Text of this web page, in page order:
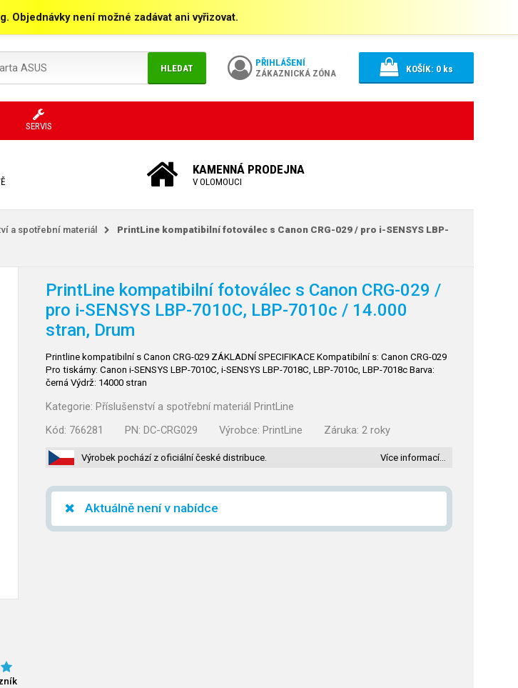
Objednávky není možné zadávat ani vyřizovat.
HLEDAT
PŘIHLÁŠENÍ
ZÁKAZNICKÁ ZÓNA
KOŠÍK: 0ks
SERVIS
KAMENNÁ PRODEJNA
V OLOMOUCI
a spotřební materiál
PrintLine kompatibilní fotoválec s Canon CRG-029 / pro i-SENSYS LBP-
PrintLine kompatibilní fotoválec s Canon CRG-029 /
pro i-SENSYS LBP-7010C, LBP-7010c / 14.000
stran, Drum
Printline kompatibilní s Canon CRG-029 ZÁKLADNÍ SPECIFIKACE Kompatibilní s: Canon CRG-029
Pro tiskárny: Canon i-SENSYS LBP-7010C, i-SENSYS LBP-7018C, LBP-7010c, LBP-7018c Barva:
černá Výdrž: 14000 stran
Kategorie: Příslušenství a spotřební materiál PrintLine
Kód: 766281 PN: DC-CRG029 Výrobce: PrintLine Záruka: 2 roky
Výrobek pochází z oficiální české distribuce. Více informací…
Aktuálně není v nabídce